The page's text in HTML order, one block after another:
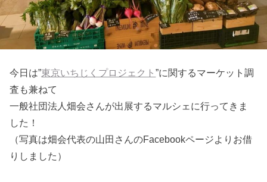
今日は”東京いちじくプロジェクト”に関するマーケット調
査も兼ねて
一般社団法人畑会さんが出展するマルシェに行ってきま
した！
（写真は畑会代表の山田さんのFacebookページよりお借
りしました）